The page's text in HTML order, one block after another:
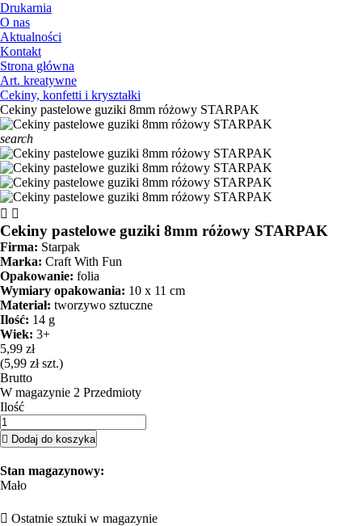
Drukarnia
O nas
Aktualności
Kontakt
Strona główna
Art. kreatywne
Cekiny, konfetti i kryształki
Cekiny pastelowe guziki 8mm różowy STARPAK
search
 
Cekiny pastelowe guziki 8mm różowy STARPAK
Firma: Starpak
Marka: Craft With Fun
Opakowanie: folia
Wymiary opakowania: 10 x 11 cm
Materiał: tworzywo sztuczne
Ilość: 14 g
Wiek: 3+
5,99 zł
(5,99 zł szt.)
Brutto
W magazynie 2 Przedmioty
Ilość
 Dodaj do koszyka
Stan magazynowy:
Mało
 Ostatnie sztuki w magazynie